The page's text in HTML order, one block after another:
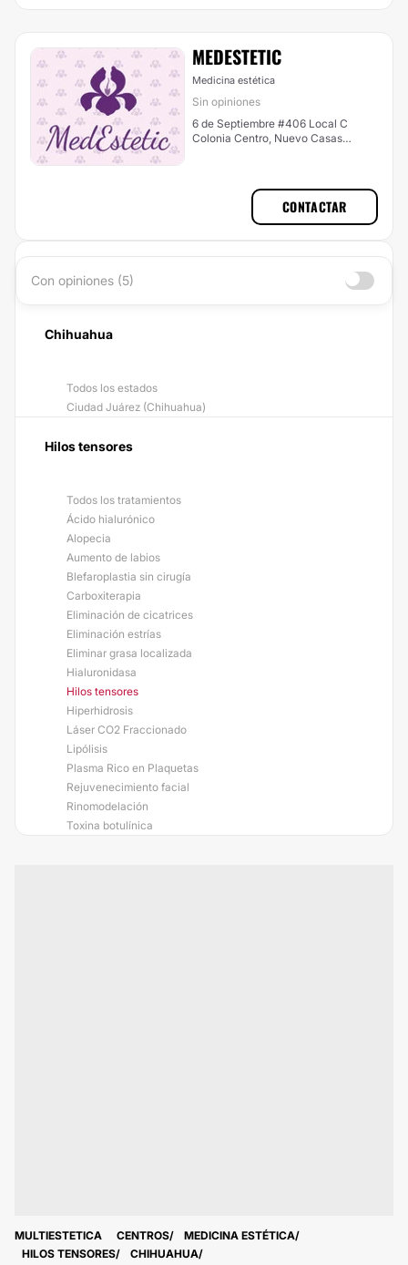
MEDESTETIC
Medicina estética
Sin opiniones
6 de Septiembre #406 Local C
Colonia Centro, Nuevo Casas
CONTACTAR
Con opiniones (5)
Chihuahua
Todos los estados
Ciudad Juárez (Chihuahua)
Hilos tensores
Todos los tratamientos
Ácido hialurónico
Alopecia
Aumento de labios
Blefaroplastia sin cirugía
Carboxiterapia
Eliminación de cicatrices
Eliminación estrías
Eliminar grasa localizada
Hialuronidasa
Hilos tensores
Hiperhidrosis
Láser CO2 Fraccionado
Lipólisis
Plasma Rico en Plaquetas
Rejuvenecimiento facial
Rinomodelación
Toxina botulínica
MULTIESTETICA CENTROS
MEDICINA ESTÉTICA
HILOS TENSORES
CHIHUAHUA